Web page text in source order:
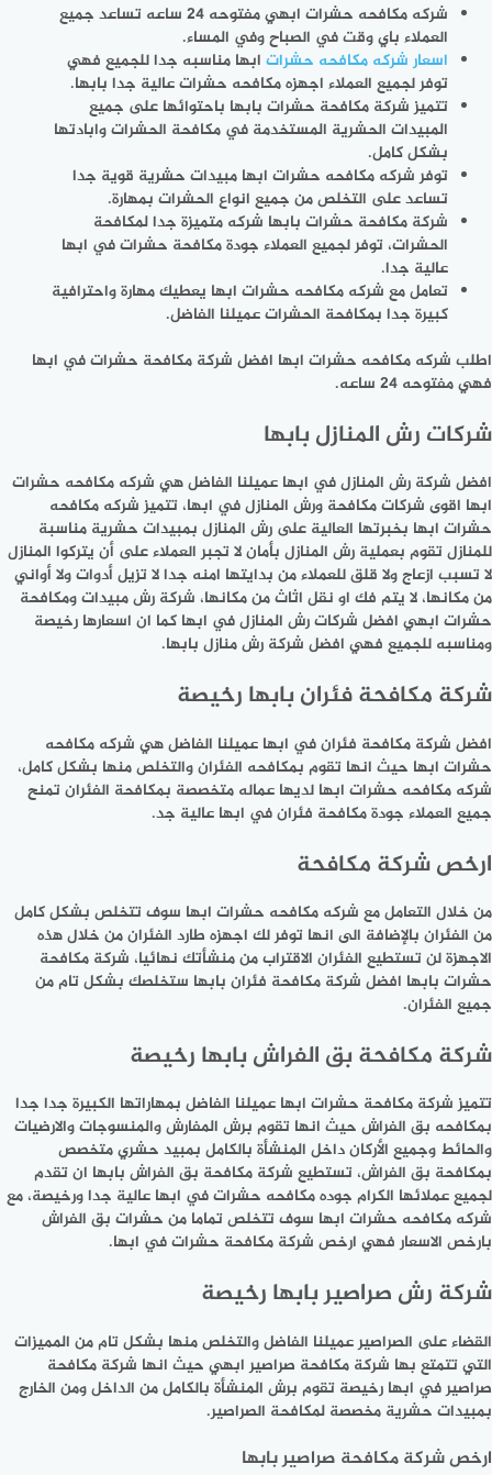
شركه مكافحه حشرات ابهي مفتوحه 24 ساعه تساعد جميع
العملاء باي وقت في الصباح وفي المساء.
اسعار شركه مكافحه حشرات ابها مناسبه جدا للجميع فهي
توفر لجميع العملاء اجهزه مكافحه حشرات عالية جدا بابها.
تتميز شركة مكافحة حشرات بابها باحتوائها على جميع
المبيدات الحشرية المستخدمة في مكافحة الحشرات وابادتها
بشكل كامل.
توفر شركه مكافحه حشرات ابها مبيدات حشرية قوية جدا
تساعد على التخلص من جميع انواع الحشرات بمهارة.
شركة مكافحة حشرات بابها شركه متميزة جدا لمكافحة
الحشرات، توفر لجميع العملاء جودة مكافحة حشرات في ابها
عالية جدا.
تعامل مع شركه مكافحه حشرات ابها يعطيك مهارة واحترافية
كبيرة جدا بمكافحة الحشرات عميلنا الفاضل.
اطلب شركه مكافحه حشرات ابها افضل شركة مكافحة حشرات في ابها
فهي مفتوحه 24 ساعه.
شركات رش المنازل بابها
افضل شركة رش المنازل في ابها عميلنا الفاضل هي شركه مكافحه حشرات
ابها اقوى شركات مكافحة ورش المنازل في ابها، تتميز شركه مكافحه
حشرات ابها بخبرتها العالية على رش المنازل بمبيدات حشرية مناسبة
للمنازل تقوم بعملية رش المنازل بأمان لا تجبر العملاء على أن يتركوا المنازل
لا تسبب ازعاج ولا قلق للعملاء من بدايتها امنه جدا لا تزيل أدوات ولا أواني
من مكانها، لا يتم فك او نقل اثاث من مكانها، شركة رش مبيدات ومكافحة
حشرات ابهي افضل شركات رش المنازل في ابها كما ان اسعارها رخيصة
ومناسبه للجميع فهي افضل شركة رش منازل بابها.
شركة مكافحة فئران بابها رخيصة
افضل شركة مكافحة فئران في ابها عميلنا الفاضل هي شركه مكافحه
حشرات ابها حيث انها تقوم بمكافحه الفئران والتخلص منها بشكل كامل،
شركه مكافحه حشرات ابها لديها عماله متخصصة بمكافحة الفئران تمنح
جميع العملاء جودة مكافحة فئران في ابها عالية جد.
ارخص شركة مكافحة
من خلال التعامل مع شركه مكافحه حشرات ابها سوف تتخلص بشكل كامل
من الفئران بالإضافة الى انها توفر لك اجهزه طارد الفئران من خلال هذه
الاجهزة لن تستطيع الفئران الاقتراب من منشأتك نهائيا، شركة مكافحة
حشرات بابها افضل شركة مكافحة فئران بابها ستخلصك بشكل تام من
جميع الفئران.
شركة مكافحة بق الفراش بابها رخيصة
تتميز شركة مكافحة حشرات ابها عميلنا الفاضل بمهاراتها الكبيرة جدا جدا
بمكافحه بق الفراش حيث انها تقوم برش المفارش والمنسوجات والارضيات
والحائط وجميع الأركان داخل المنشأة بالكامل بمبيد حشري متخصص
بمكافحة بق الفراش، تستطيع شركة مكافحة بق الفراش بابها ان تقدم
لجميع عملائها الكرام جوده مكافحه حشرات في ابها عالية جدا ورخيصة، مع
شركه مكافحه حشرات ابها سوف تتخلص تماما من حشرات بق الفراش
بارخص الاسعار فهي ارخص شركة مكافحة حشرات في ابها.
شركة رش صراصير بابها رخيصة
القضاء على الصراصير عميلنا الفاضل والتخلص منها بشكل تام من المميزات
التي تتمتع بها شركة مكافحة صراصير ابهي حيث انها شركة مكافحة
صراصير في ابها رخيصة تقوم برش المنشأة بالكامل من الداخل ومن الخارج
بمبيدات حشرية مخصصة لمكافحة الصراصير.
ارخص شركة مكافحة صراصير بابها